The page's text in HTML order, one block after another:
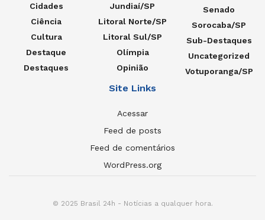
Cidades
Ciência
Cultura
Destaque
Destaques
Jundiaí/SP
Litoral Norte/SP
Litoral Sul/SP
Olímpia
Opinião
Senado
Sorocaba/SP
Sub-Destaques
Uncategorized
Votuporanga/SP
Site Links
Acessar
Feed de posts
Feed de comentários
WordPress.org
© 2025 Brasil 24h - Notícias a qualquer hora.